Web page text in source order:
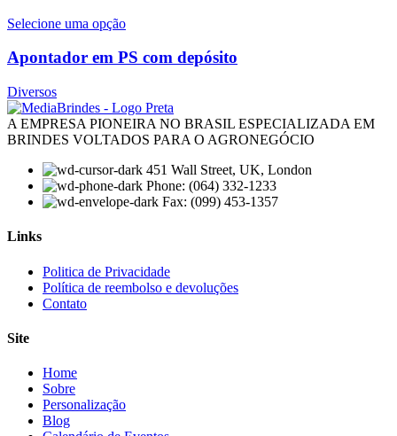
Selecione uma opção
Apontador em PS com depósito
Diversos
A EMPRESA PIONEIRA NO BRASIL ESPECIALIZADA EM
BRINDES VOLTADOS PARA O AGRONEGÓCIO
451 Wall Street, UK, London
Phone: (064) 332-1233
Fax: (099) 453-1357
Links
Menu
Politica de Privacidade
Política de reembolso e devoluções
Contato
Site
Menu
Home
Sobre
Personalização
Blog